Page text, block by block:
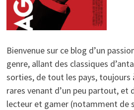
Bienvenue sur ce blog d’un
genre, allant des classiques
sorties, de tout les pays, toujours
rares venant d’un peu partout, et
lecteur et gamer (notamment de